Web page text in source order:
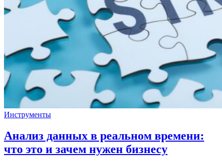
Инструменты
Анализ данных в реальном времени:
что это и зачем нужен бизнесу